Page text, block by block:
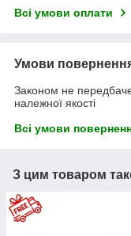
Всі умови оплати
Умови
Законом не
належної якості
Всі умови
З цим товаром